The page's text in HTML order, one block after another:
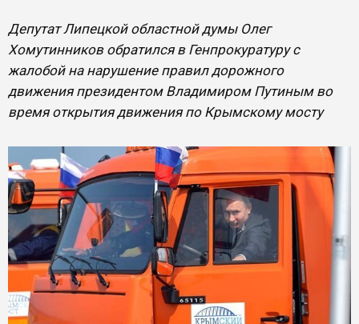
Депутат Липецкой областной думы Олег
Хомутинников обратился в Генпрокуратуру с
жалобой на нарушение правил дорожного
движения президентом Владимиром Путиным во
время открытия движения по Крымскому мосту